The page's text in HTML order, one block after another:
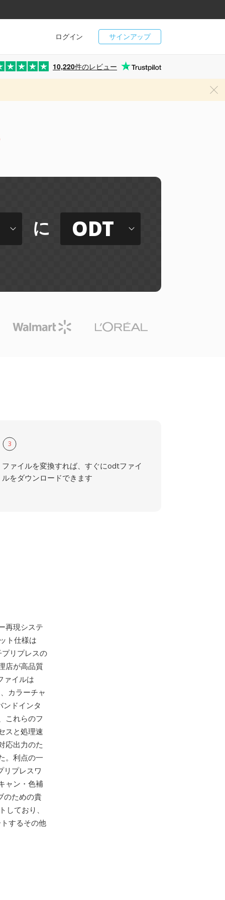
サインアップ
ログイン
10,220件のレビュー
に ODT
3
ファイルを変換すれば、すぐにodtファイ
ルをダウンロードできます
再現システ
ト仕様は
リプレスの
店が高品質
ァイルは
カラーチャ
ンドインタ
これらのフ
スと処理速
応出力のた
。利点の一
リプレスワ
ャン・色補
のための貴
ており、
するその他